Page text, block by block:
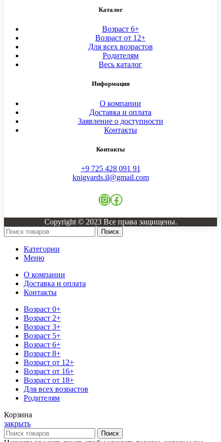
Каталог
Возраст 6+
Возраст от 12+
Для всех возрастов
Родителям
Весь каталог
Информация
О компании
Доставка и оплата
Заявление о доступности
Контакты
Контакты
+9 725 428 091 91
knigvards.il@gmail.com
Instagram
Facebook
Copyright © 2023 Все права защищены.
Поиск
Категории
Меню
О компании
Доставка и оплата
Контакты
Возраст 0+
Возраст 2+
Возраст 3+
Возраст 5+
Возраст 6+
Возраст 8+
Возраст от 12+
Возраст от 16+
Возраст от 18+
Для всех возрастов
Родителям
Корзина
закрыть
Поиск